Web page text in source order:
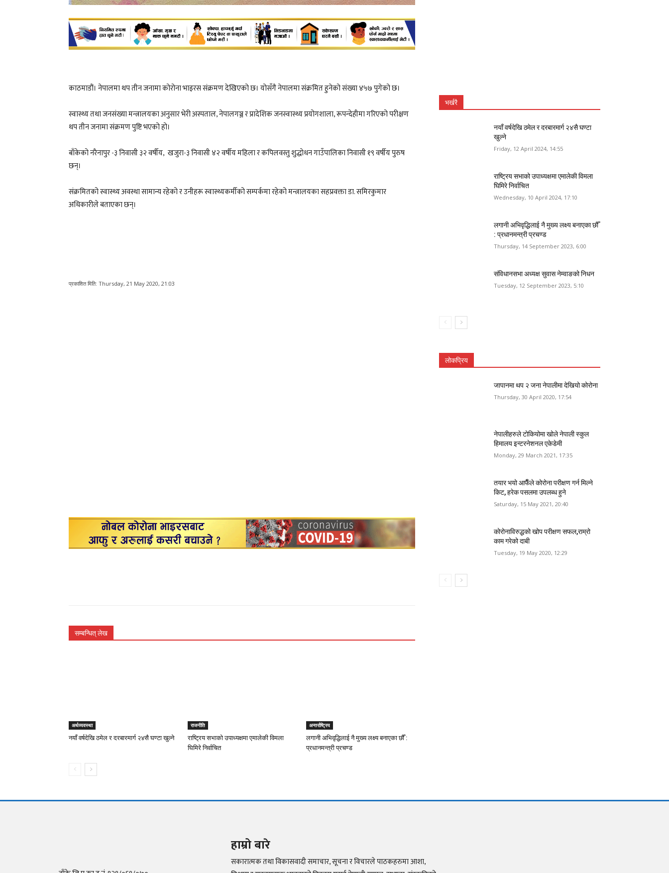
काठमाडौं। नेपालमा थप तीन जनामा कोरोना भाइरस संक्रमण देखिएको छ। योसँगै नेपालमा संक्रमित हुनेको संख्या ४५७ पुगेको छ।
स्वास्थ्य तथा जनसंख्या मन्त्रालयका अनुसार भेरी अस्पताल, नेपालगञ्ज र प्रादेशिक जनस्वास्थ्य प्रयोगशाला, रूपन्देहीमा गरिएको परीक्षण
थप तीन जनामा संक्रमण पुष्टि भएको हो।
बाँकेको नरैनापुर -३ निवासी ३२ वर्षीय, खजुरा-३ निवासी ४२ वर्षीय महिला र कपिलवस्तु शुद्धाेधन गाउँपालिका निवासी १९ वर्षीय पुरुष
छन्।
संक्रमितको स्वास्थ्य अवस्था सामान्य रहेको र उनीहरू स्वास्थ्यकर्मीको सम्पर्कमा रहेको मन्त्रालयका सहप्रवक्ता डा. समिरकुमार
अधिकारीले बताएका छन्।
प्रकाशित मिति: Thursday, 21 May 2020, 21:03
सम्बन्धित् लेख
अर्थव्यवस्था
नयाँ वर्षदेखि ठमेल र दरबारमार्ग २४सै घण्टा खुल्ने
राजनीति
राष्ट्रिय सभाको उपाध्यक्षमा एमालेकी विमला
घिमिरे निर्वाचित
अन्तर्राष्ट्रिय
लगानी अभिवृद्धिलाई नै मुख्य लक्ष्य बनाएका छौँ :
प्रधानमन्त्री प्रचण्ड
भर्खरै
नयाँ वर्षदेखि ठमेल र दरबारमार्ग २४सै घण्टा
खुल्ने
Friday, 12 April 2024, 14:55
राष्ट्रिय सभाको उपाध्यक्षमा एमालेकी विमला
घिमिरे निर्वाचित
Wednesday, 10 April 2024, 17:10
लगानी अभिवृद्धिलाई नै मुख्य लक्ष्य बनाएका छौँ
: प्रधानमन्त्री प्रचण्ड
Thursday, 14 September 2023, 6:00
संविधानसभा अध्यक्ष सुवास नेम्वाङको निधन
Tuesday, 12 September 2023, 5:10
लोकप्रिय
जापानमा थप २ जना नेपालीमा देखियो कोरोना
Thursday, 30 April 2020, 17:54
नेपालीहरुले टोकियोमा खोले नेपाली स्कुल
हिमालय इन्टरनेशनल एकेडेमी
Monday, 29 March 2021, 17:35
तयार भयो आफैँले कोरोना परीक्षण गर्न मिल्ने
किट, हरेक पसलमा उपलब्ध हुने
Saturday, 15 May 2021, 20:40
कोरोनाविरुद्धको खोप परीक्षण सफल,राम्रो
काम गरेको दाबी
Tuesday, 19 May 2020, 12:29
हाम्रो बारे
सकारात्मक तथा विकासवादी समाचार, सूचना र विचारले पाठकहरुमा आशा,